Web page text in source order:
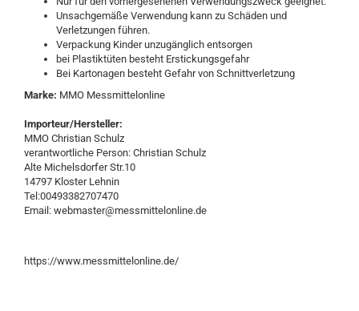
Unsachgemäße Verwendung kann zu Schäden und
Verletzungen führen.
Verpackung Kinder unzugänglich entsorgen
bei Plastiktüten besteht Erstickungsgefahr
Bei Kartonagen besteht Gefahr von Schnittverletzung
Marke: MMO Messmittelonline
Importeur/Hersteller:
MMO Christian Schulz
verantwortliche Person: Christian Schulz
Alte Michelsdorfer Str.10
14797 Kloster Lehnin
Tel:00493382707470
Email: webmaster@messmittelonline.de
https://www.messmittelonline.de/